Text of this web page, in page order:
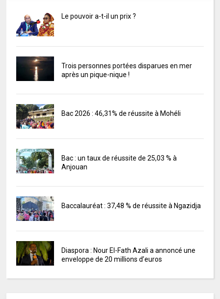
Le pouvoir a-t-il un prix ?
Trois personnes portées disparues en mer
après un pique-nique !
Bac 2026 : 46,31% de réussite à Mohéli
Bac : un taux de réussite de 25,03 % à
Anjouan
Baccalauréat : 37,48 % de réussite à Ngazidja
Diaspora : Nour El-Fath Azali a annoncé une
enveloppe de 20 millions d’euros